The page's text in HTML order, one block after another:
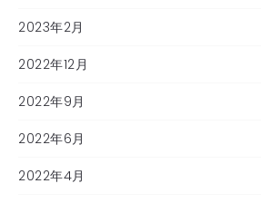
2023年2月
2022年12月
2022年9月
2022年6月
2022年4月